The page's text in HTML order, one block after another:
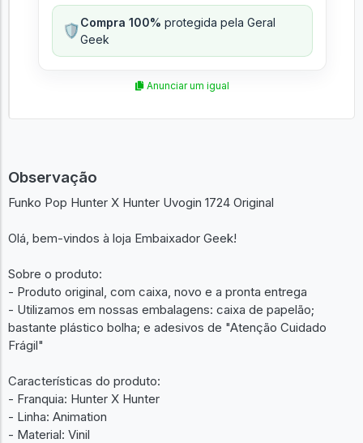
🛡️Compra 100% protegida pela Geral
Geek
Anunciar um igual
Observação
Funko Pop Hunter X Hunter Uvogin 1724 Original
Olá, bem-vindos à loja Embaixador Geek!
Sobre o produto:
- Produto original, com caixa, novo e a pronta entrega
- Utilizamos em nossas embalagens: caixa de papelão;
bastante plástico bolha; e adesivos de "Atenção Cuidado
Frágil"
Características do produto:
- Franquia: Hunter X Hunter
- Linha: Animation
- Material: Vinil